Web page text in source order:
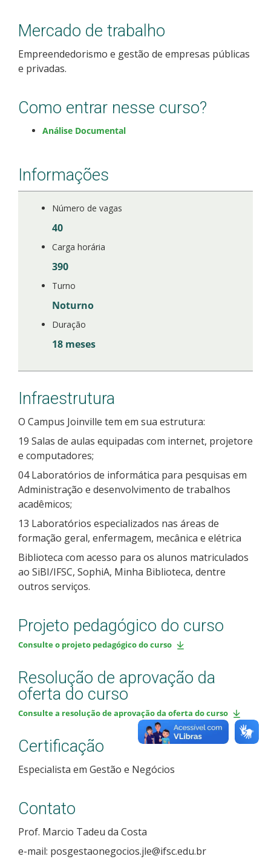
Resultados
Como posso estudar no IFSC?
Orientações para comprovação de cotas
Orientações para Matrícula
Estatísticas dos Processos Seletivos
Mercado de trabalho
Empreendedorismo e gestão de empresas públicas
e privadas.
Como entrar nesse curso?
Análise Documental
Informações
Número de vagas
40
Carga horária
390
Turno
Noturno
Duração
18 meses
Infraestrutura
O Campus Joinville tem em sua estrutura:
19 Salas de aulas equipadas com internet, projetore
e computadores;
04 Laboratórios de informática para pesquisas em
Administração e desenvolvimento de trabalhos
acadêmicos;
13 Laboratórios especializados nas áreas de
formação geral, enfermagem, mecânica e elétrica
Biblioteca com acesso para os alunos matriculados
ao SiBI/IFSC, SophiA, Minha Biblioteca, dentre
outros serviços.
Projeto pedagógico do curso
Consulte o projeto pedagógico do curso
Resolução de aprovação da
oferta do curso
Consulte a resolução de aprovação da oferta do curso
Certificação
Especialista em Gestão e Negócios
Contato
Prof. Marcio Tadeu da Costa
e-mail: posgestaonegocios.jle@ifsc.edu.br